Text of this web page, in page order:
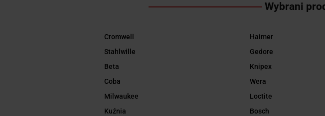
Wybrani
Cromwell
Stahlwille
Beta
Coba
Milwaukee
Kuźnia
Haimer
Gedore
Knipex
Wera
Loctite
Bosch